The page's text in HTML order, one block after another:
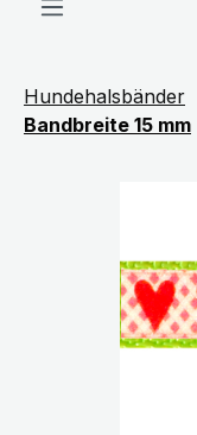
Hundehalsbänder
Bandbreite 15 mm